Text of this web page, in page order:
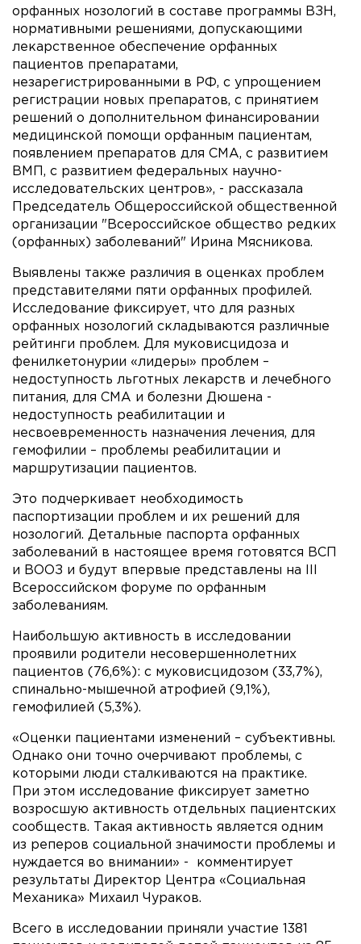
орфанных нозологий в составе программы ВЗН,
нормативными решениями, допускающими
лекарственное обеспечение орфанных
пациентов препаратами,
незарегистрированными в РФ, с упрощением
регистрации новых препаратов, с принятием
решений о дополнительном финансировании
медицинской помощи орфанным пациентам,
появлением препаратов для СМА, с развитием
ВМП, с развитием федеральных научно-
исследовательских центров», - рассказала
Председатель Общероссийской общественной
организации "Всероссийское общество редких
(орфанных) заболеваний" Ирина Мясникова.
Выявлены также различия в оценках проблем
представителями пяти орфанных профилей.
Исследование фиксирует, что для разных
орфанных нозологий складываются различные
рейтинги проблем. Для муковисцидоза и
фенилкетонурии «лидеры» проблем –
недоступность льготных лекарств и лечебного
питания, для СМА и болезни Дюшена -
недоступность реабилитации и
несвоевременность назначения лечения, для
гемофилии – проблемы реабилитации и
маршрутизации пациентов.
Это подчеркивает необходимость
паспортизации проблем и их решений для
нозологий. Детальные паспорта орфанных
заболеваний в настоящее время готовятся ВСП
и ВООЗ и будут впервые представлены на III
Всероссийском форуме по орфанным
заболеваниям.
Наибольшую активность в исследовании
проявили родители несовершеннолетних
пациентов (76,6%): с муковисцидозом (33,7%),
спинально-мышечной атрофией (9,1%),
гемофилией (5,3%).
«Оценки пациентами изменений – субъективны.
Однако они точно очерчивают проблемы, с
которыми люди сталкиваются на практике.
При этом исследование фиксирует заметно
возросшую активность отдельных пациентских
сообществ. Такая активность является одним
из реперов социальной значимости проблемы и
нуждается во внимании» - комментирует
результаты Директор Центра «Социальная
Механика» Михаил Чураков.
Всего в исследовании приняли участие 1381